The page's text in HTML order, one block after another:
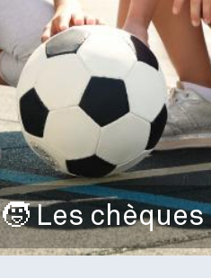
🧒 Les